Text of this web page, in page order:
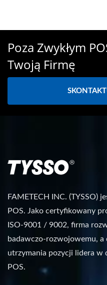
Poza Zwykłym
Twoją Firmę
FAMETECH INC. (TYSSO)
POS. Jako certyfikowany
ISO-9001 / 9002, firma
badawczo-rozwojowemu, a
utrzymania pozycji lidera w
POS.